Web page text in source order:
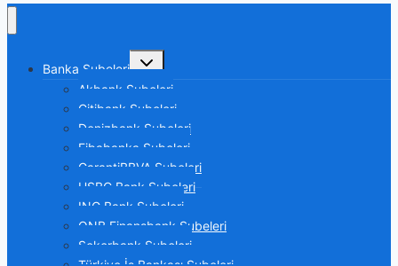
Banka Şubeleri
Toggle
child
menu
Akbank Şubeleri
Citibank Şubeleri
Denizbank Şubeleri
Fibabanka Şubeleri
GarantiBBVA Şubeleri
HSBC Bank Şubeleri
ING Bank Şubeleri
QNB Finansbank Şubeleri
Şekerbank Şubeleri